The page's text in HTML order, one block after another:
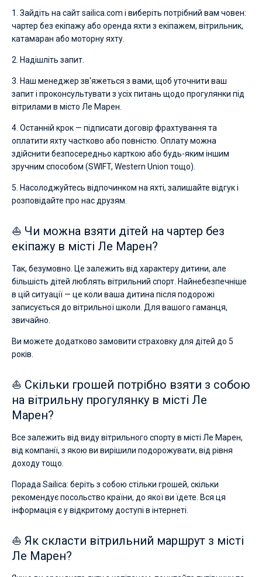
1. Зайдіть на сайт sailica.com і виберіть потрібний вам човен:
чартер без екіпажу або оренда яхти з екіпажем, вітрильник,
катамаран або моторну яхту.
2. Надішліть запит.
3. Наш менеджер зв'яжеться з вами, щоб уточнити ваш
запит і проконсультувати з усіх питань щодо прогулянки під
вітрилами в місто Ле Марен.
4. Останній крок — підписати договір фрахтування та
оплатити яхту частково або повністю. Оплату можна
здійснити безпосередньо карткою або будь-яким іншим
зручним способом (SWIFT, Western Union тощо).
5. Насолоджуйтесь відпочинком на яхті, залишайте відгук і
розповідайте про нас друзям.
⛵ Чи можна взяти дітей на чартер без
екіпажу в місті Ле Марен?
Так, безумовно. Це залежить від характеру дитини, але
більшість дітей люблять вітрильний спорт. Найнебезпечніше
в цій ситуації — це коли ваша дитина після подорожі
записується до вітрильної школи. Для вашого гаманця,
звичайно.
Ви можете додатково замовити страховку для дітей до 5
років.
⛵ Скільки грошей потрібно взяти з собою
на вітрильну прогулянку в місті Ле
Марен?
Все залежить від виду вітрильного спорту в місті Ле Марен,
від компанії, з якою ви вирішили подорожувати, від рівня
доходу тощо.
Порада Sailica: беріть з собою стільки грошей, скільки
рекомендує посольство країни, до якої ви їдете. Вся ця
інформація є у відкритому доступі в інтернеті.
⛵ Як скласти вітрильний маршрут з місті
Ле Марен?